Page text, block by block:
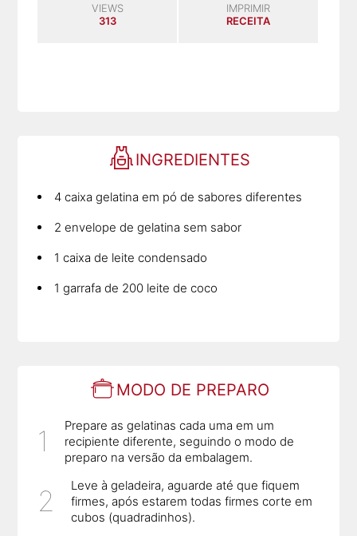
VIEWS
313
IMPRIMIR
RECEITA
INGREDIENTES
4 caixa gelatina em pó de sabores diferentes
2 envelope de gelatina sem sabor
1 caixa de leite condensado
1 garrafa de 200 leite de coco
MODO DE PREPARO
Prepare as gelatinas cada uma em um
recipiente diferente, seguindo o modo de
preparo na versão da embalagem.
Leve à geladeira, aguarde até que fiquem
firmes, após estarem todas firmes corte em
cubos (quadradinhos).